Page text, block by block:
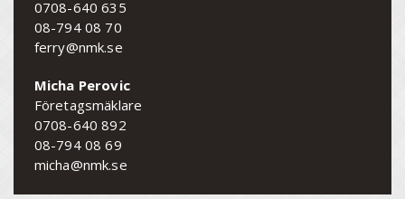
0708-640 635
08-794 08 70
ferry@nmk.se
Micha Perovic
Företagsmäklare
0708-640 892
08-794 08 69
micha@nmk.se